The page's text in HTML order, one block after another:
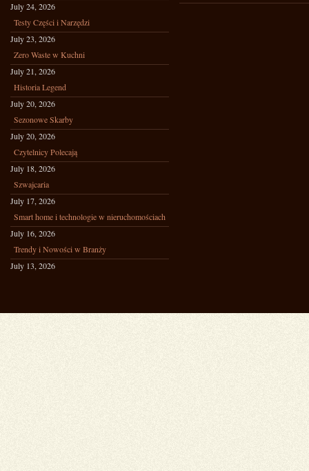
July 24, 2026
Testy Części i Narzędzi
July 23, 2026
Zero Waste w Kuchni
July 21, 2026
Historia Legend
July 20, 2026
Sezonowe Skarby
July 20, 2026
Czytelnicy Polecają
July 18, 2026
Szwajcaria
July 17, 2026
Smart home i technologie w nieruchomościach
July 16, 2026
Trendy i Nowości w Branży
July 13, 2026